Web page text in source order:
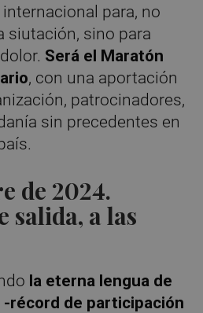
para, no
siutación, sino para
Será el Maratón
, con una aportación
patrocinadores,
sin precedentes en
de 2024.
salida, a las
la eterna lengua de
récord de participación